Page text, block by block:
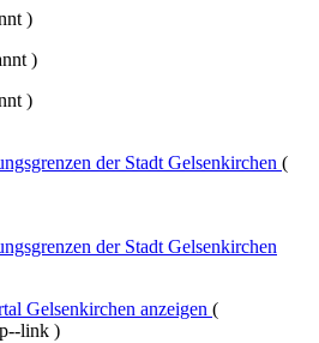
)
)
)
der Stadt Gelsenkirchen (
der Stadt Gelsenkirchen
Gelsenkirchen anzeigen (
link )